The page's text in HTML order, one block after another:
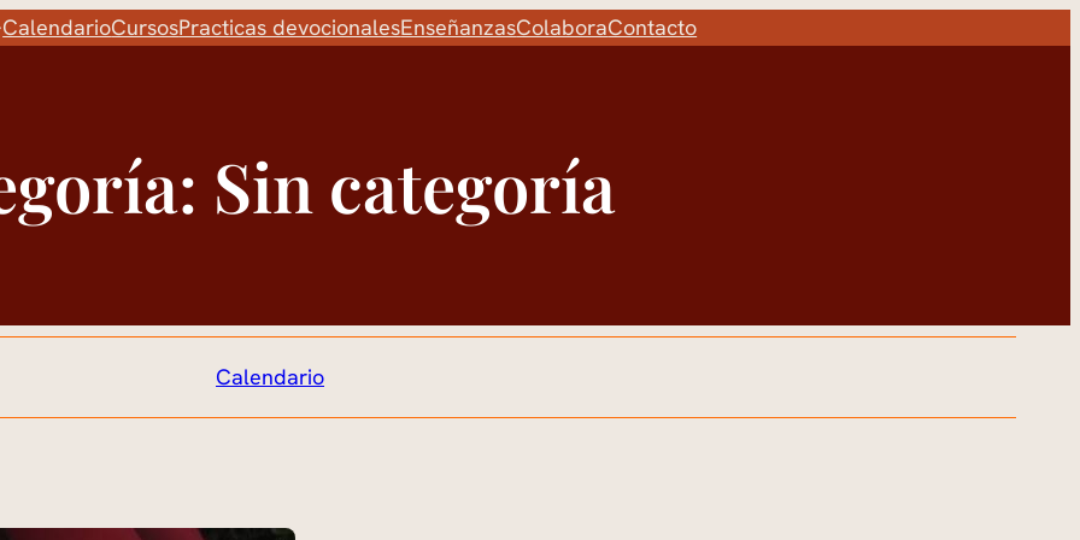
CalendarioCursosPracticas devocionalesEnseñanzasColaboraContacto
Sin categoría
Calendario